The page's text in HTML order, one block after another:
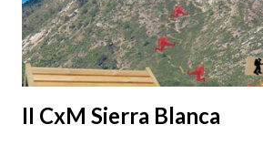
II CxM Sierra Blanca